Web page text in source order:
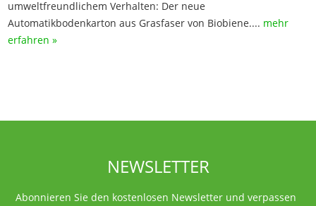
umweltfreundlichem Verhalten: Der neue
Automatikbodenkarton aus Grasfaser von Biobiene.... mehr
erfahren »
NEWSLETTER
Abonnieren Sie den kostenlosen Newsletter und verpassen